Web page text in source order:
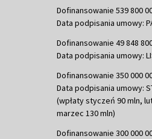
Dofinansowanie 539 800
Data podpisania umowy:
Dofinansowanie 49 848
Data podpisania umowy:
Dofinansowanie 350 000
Data podpisania umowy:
(wpłaty styczeń 90 mln,
marzec 130 mln)
Dofinansowanie 300 000